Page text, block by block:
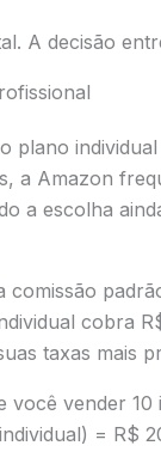
A decisão
plano
a Amazon
a escolha
comissão
cobra
taxas mais
você vender
= R$